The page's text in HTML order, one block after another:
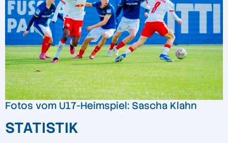
Fotos vom U17-Heimspiel: Sascha Klahn
STATISTIK